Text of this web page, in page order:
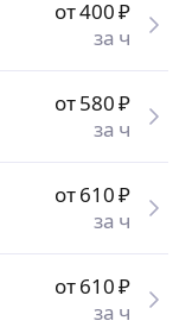
от 400₽
за ч
от 580₽
за ч
от 610₽
за ч
от 610₽
за ч